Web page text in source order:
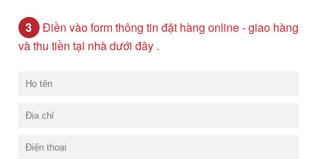
3 Điền vào form thông tin đặt hàng online - giao hàng
và thu tiền tại nhà dưới đây .